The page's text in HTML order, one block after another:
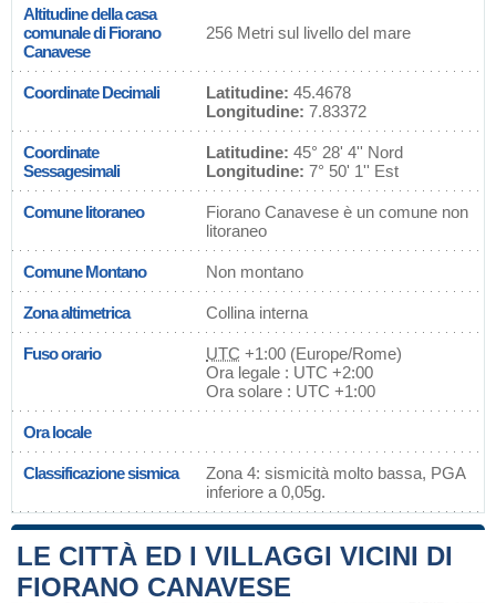
Altitudine della casa
comunale di Fiorano
Canavese
256 Metri sul livello del mare
Coordinate Decimali Latitudine: 45.4678
Longitudine: 7.83372
Coordinate
Sessagesimali
Latitudine: 45° 28' 4'' Nord
Longitudine: 7° 50' 1'' Est
Comune litoraneo
Fiorano Canavese è un comune non
litoraneo
Comune Montano Non montano
Zona altimetrica Collina interna
Fuso orario UTC +1:00 (Europe/Rome)
Ora legale : UTC +2:00
Ora solare : UTC +1:00
Ora locale
Classificazione sismica
Zona 4: sismicità molto bassa, PGA
inferiore a 0,05g.
LE CITTÀ ED I VILLAGGI VICINI DI
FIORANO CANAVESE